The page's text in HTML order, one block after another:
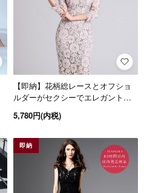
【即納】花柄総レースとオフショ
ルダーがセクシーでエレガントな
袖あり膝丈タイトワンピース
5,780円(内税)
即納